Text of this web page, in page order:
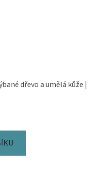
dřevo a umělá kůže |